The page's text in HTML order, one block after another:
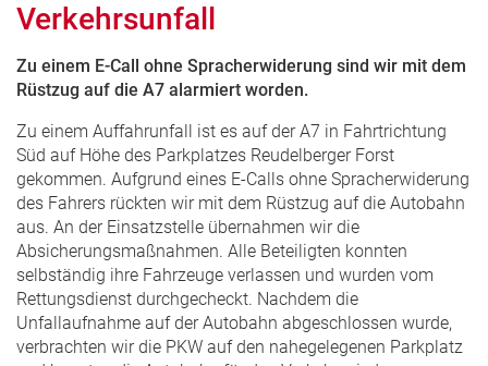
Verkehrsunfall
Zu einem E-Call ohne Spracherwiderung sind wir mit dem
Rüstzug auf die A7 alarmiert worden.
Zu einem Auffahrunfall ist es auf der A7 in Fahrtrichtung
Süd auf Höhe des Parkplatzes Reudelberger Forst
gekommen. Aufgrund eines E-Calls ohne Spracherwiderung
des Fahrers rückten wir mit dem Rüstzug auf die Autobahn
aus. An der Einsatzstelle übernahmen wir die
Absicherungsmaßnahmen. Alle Beteiligten konnten
selbständig ihre Fahrzeuge verlassen und wurden vom
Rettungsdienst durchgecheckt. Nachdem die
Unfallaufnahme auf der Autobahn abgeschlossen wurde,
verbrachten wir die PKW auf den nahegelegenen Parkplatz